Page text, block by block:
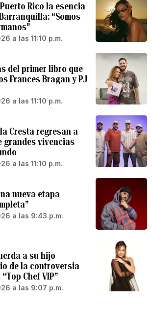
Rico la esencia
“Somos
a las 11:10 p.m.
del primer libro que
Frances Bragan y PJ
a las 11:10 p.m.
Cresta regresan a
grandes vivencias
a las 11:10 p.m.
nueva etapa
a las 9:43 p.m.
a su hijo
de la controversia
Chef VIP”
a las 9:07 p.m.